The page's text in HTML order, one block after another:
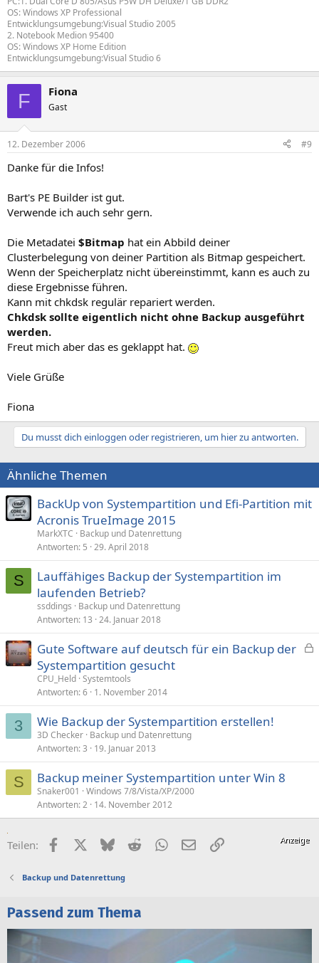
OS: Windows XP Professional
Entwicklungsumgebung:Visual Studio 2005
2. Notebook Medion 95400
OS: Windows XP Home Edition
Entwicklungsumgebung:Visual Studio 6
F Fiona
Gast
12. Dezember 2006 #9
Danke für die Infos!
Bart's PE Builder ist gut.
Verwende ich auch sehr gern.
Die Metadatei $Bitmap hat ein Abbild deiner
Clusterbelegung von deiner Partition als Bitmap gespeichert.
Wenn der Speicherplatz nicht übereinstimmt, kann es auch zu
diese Ergebnisse führen.
Kann mit chkdsk regulär repariert werden.
Chkdsk sollte eigentlich nicht ohne Backup ausgeführt
werden.
Freut mich aber das es geklappt hat.
Viele Grüße
Fiona
Du musst dich einloggen oder registrieren, um hier zu antworten.
Ähnliche Themen
BackUp von Systempartition und Efi-Partition mit
Acronis TrueImage 2015
MarkXTC
Backup und Datenrettung
Antworten 5 29. April 2018
S
Lauffähiges Backup der Systempartition im
laufenden Betrieb?
ssddings
Backup und Datenrettung
Antworten 13 24. Januar 2018
e
Gute Software auf deutsch für ein Backup der
Systempartition gesucht
CPU_Held Systemtools
Antworten 6 1. November 2014
3 Wie Backup der Systempartition erstellen!
3D Checker Backup und Datenrettung
Antworten 3 19. Januar 2013
S Backup meiner Systempartition unter Win 8
Snaker001
Windows 7/8/Vista/XP/2000
Antworten 2 14. November 2012
Teilen: FacebookX (Twitter)
BlueskyRedditWhatsApp
E-MailLink
Backup und Datenrettung
Passend zum Thema